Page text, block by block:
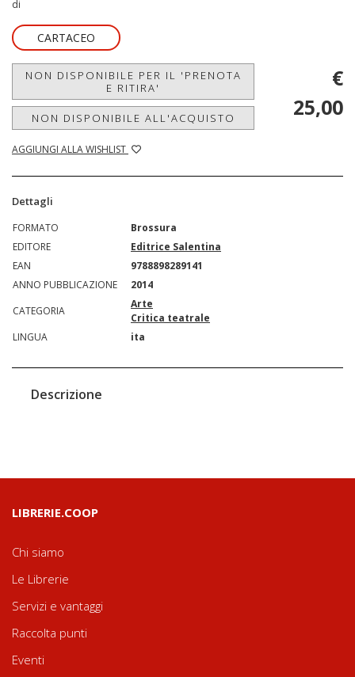
di
CARTACEO
NON DISPONIBILE PER IL 'PRENOTA
E RITIRA'
NON DISPONIBILE ALL'ACQUISTO
AGGIUNGI ALLA WISHLIST
€
25,00
Dettagli
FORMATO
Brossura
EDITORE
Editrice Salentina
EAN
9788898289141
ANNO PUBBLICAZIONE
2014
CATEGORIA
Arte
Critica teatrale
LINGUA
ita
Descrizione
LIBRERIE.COOP
Chi siamo
Le Librerie
Servizi e vantaggi
Raccolta punti
Eventi